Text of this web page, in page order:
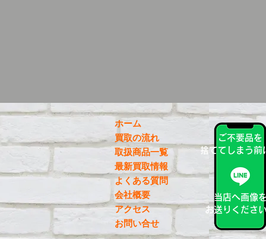
ホーム
買取の流れ
取扱商品一覧
最新買取情報
よくある質問
会社概要
アクセス
お問い合せ
ご不要品を
捨ててしまう前
当店へ画像
お送りくださ